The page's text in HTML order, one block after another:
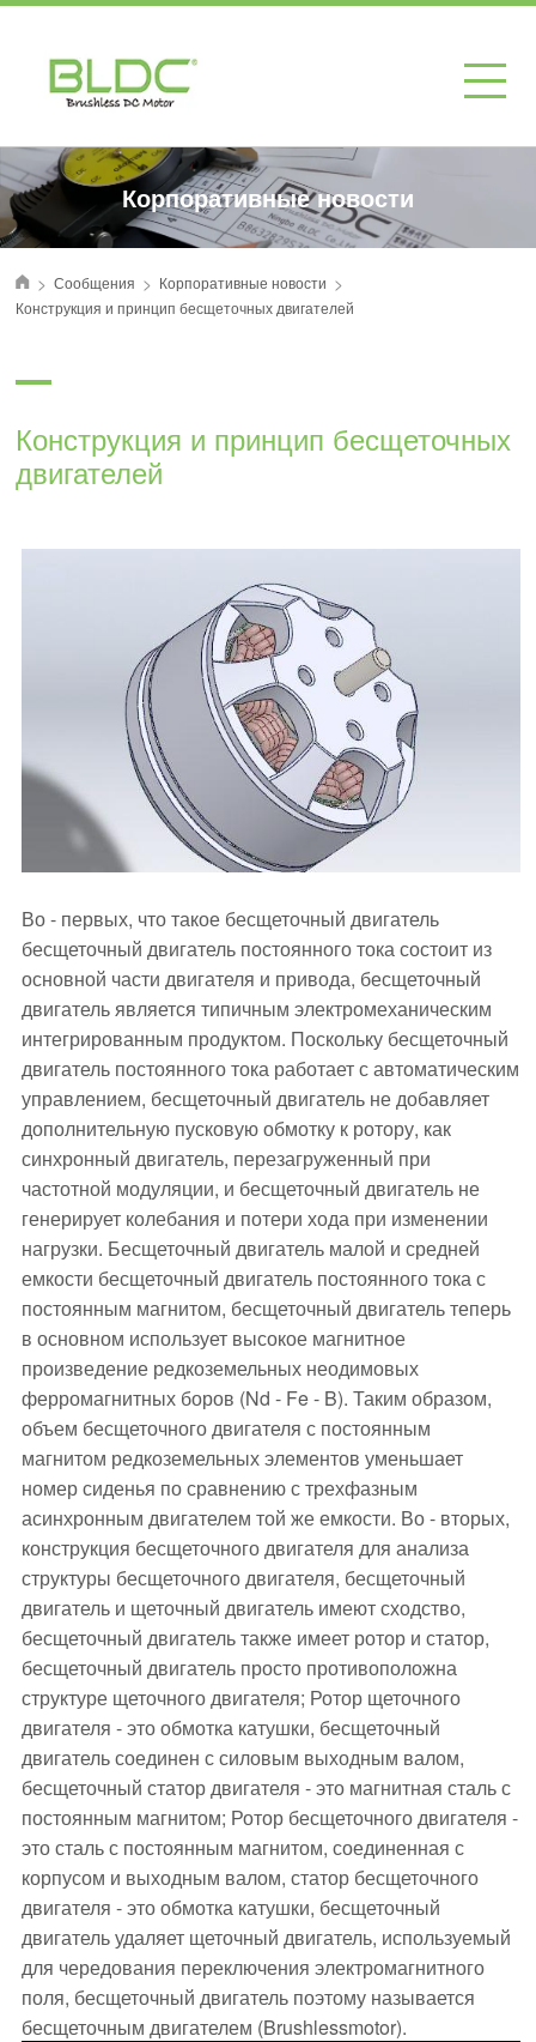
Корпоративные новости
首页
> Сообщения > Корпоративные новости >
Конструкция и принцип бесщеточных двигателей
Конструкция и принцип бесщеточных
двигателей
Во - первых, что такое бесщеточный двигатель
бесщеточный двигатель постоянного тока состоит из
основной части двигателя и привода, бесщеточный
двигатель является типичным электромеханическим
интегрированным продуктом. Поскольку бесщеточный
двигатель постоянного тока работает с автоматическим
управлением, бесщеточный двигатель не добавляет
дополнительную пусковую обмотку к ротору, как
синхронный двигатель, перезагруженный при
частотной модуляции, и бесщеточный двигатель не
генерирует колебания и потери хода при изменении
нагрузки. Бесщеточный двигатель малой и средней
емкости бесщеточный двигатель постоянного тока с
постоянным магнитом, бесщеточный двигатель теперь
в основном использует высокое магнитное
произведение редкоземельных неодимовых
ферромагнитных боров (Nd - Fe - B). Таким образом,
объем бесщеточного двигателя с постоянным
магнитом редкоземельных элементов уменьшает
номер сиденья по сравнению с трехфазным
асинхронным двигателем той же емкости. Во - вторых,
конструкция бесщеточного двигателя для анализа
структуры бесщеточного двигателя, бесщеточный
двигатель и щеточный двигатель имеют сходство,
бесщеточный двигатель также имеет ротор и статор,
бесщеточный двигатель просто противоположна
структуре щеточного двигателя; Ротор щеточного
двигателя - это обмотка катушки, бесщеточный
двигатель соединен с силовым выходным валом,
бесщеточный статор двигателя - это магнитная сталь с
постоянным магнитом; Ротор бесщеточного двигателя -
это сталь с постоянным магнитом, соединенная с
корпусом и выходным валом, статор бесщеточного
двигателя - это обмотка катушки, бесщеточный
двигатель удаляет щеточный двигатель, используемый
для чередования переключения электромагнитного
поля, бесщеточный двигатель поэтому называется
бесщеточным двигателем (Brushlessmotor).